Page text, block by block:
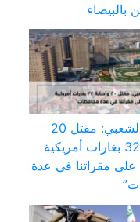
الحشد الشعبي: مقتل 20
وإصابة 32 بغارات أمريكية
على مقراتنا في عدة